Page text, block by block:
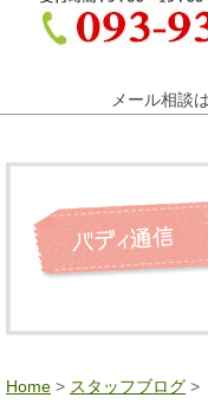
メール相談
Home > スタッフブログ >